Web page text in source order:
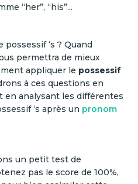
“her”, “his”...
‘s ? Quand
permettra de mieux
appliquer le possessif
à ces questions en
en analysant les différentes
‘s après un pronom
un petit test de
pas le score de 100%,